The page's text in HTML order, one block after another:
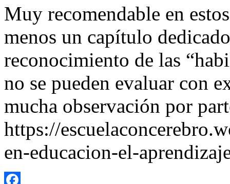
Muy recomendable en
menos un capítulo
reconocimiento de las
no se pueden evaluar con
mucha observación por
https://
en-educacion-el-